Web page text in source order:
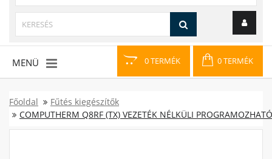
0 TERMÉK 0 TERMÉK
MENÜ
Főoldal
Fűtés kiegészítők
COMPUTHERM Q8RF (TX) VEZETÉK NÉLKÜLI